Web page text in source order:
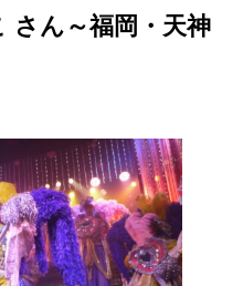
さん～福岡・天神